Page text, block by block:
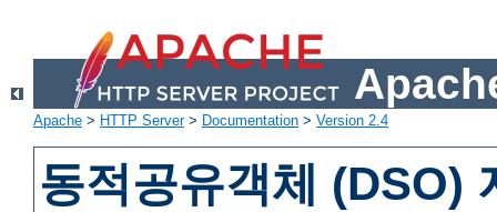
Apache > HTTP Server> Documentation > Version 2.4
동적공유객체 (DSO)